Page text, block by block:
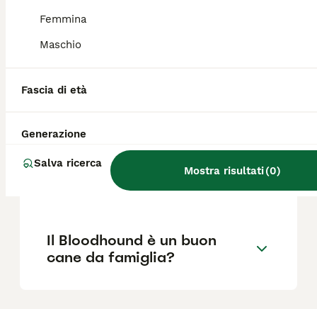
Femmina
Maschio
Fascia di età
Generazione
Salva ricerca
Mostra risultati(0)
a controlli veterinari regolari per monitorare
Bloodhound?
Dove si trovano gli
allevamenti di Bloodhound in
Il Bloodhound è un buon
cane da famiglia?